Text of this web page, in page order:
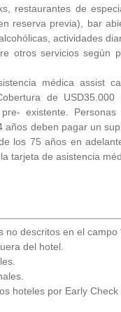
restaurantes de
reserva previa), bar
actividades
otros servicios según
médica assist
de USD35.000
existente.
años deben pagar un
los 75 años en
tarjeta de asistencia
no descritos en el campo
del hotel.
hoteles por Early